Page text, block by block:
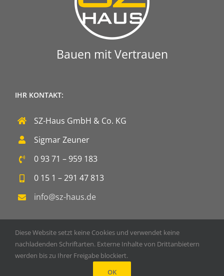
Bauen mit Vertrauen
IHR KONTAKT:
SZ-Haus GmbH & Co. KG
Sigmar Zeuner
0 93 71 – 959 183
0 15 1 – 291 47 813
info@sz-haus.de
Copyright 2020 SZ-Haus GmbH & Co. KG | Powered by
Diese Website setzt keine Cookies und verwendet keine
nachladenden Schriftarten. Externe Inhalte von Drittanbietern
werden bis zu Ihrer Freigabe blockiert.
OK